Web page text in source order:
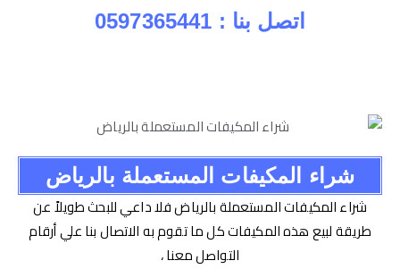
اتصل بنا : 0597365441
شراء المكيفات المستعملة بالرياض
شراء المكيفات المستعملة بالرياض فلا داعي للبحث طويلاً عن
طريقة لبيع هذه المكيفات كل ما تقوم به الاتصال بنا علي أرقام
التواصل معنا ،